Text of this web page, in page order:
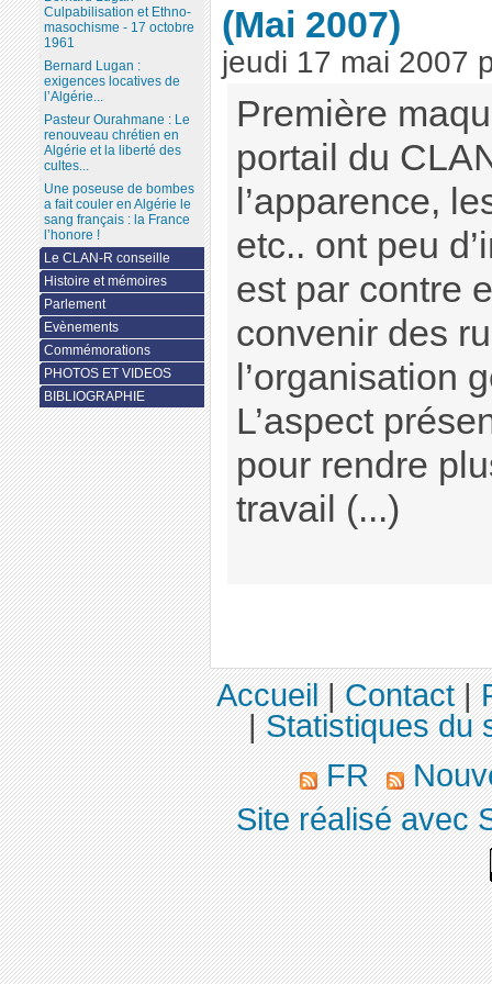
(Mai 2007)
jeudi 17 mai 2007
Première
portail du
l’apparence,
etc.. ont peu
est par contre
convenir des
l’organisation
L’aspect
pour rendre
travail (...)
Culpabilisation et Ethno-
masochisme - 17 octobre
1961
Bernard Lugan :
exigences locatives de
l’Algérie...
Pasteur Ourahmane : Le
renouveau chrétien en
Algérie et la liberté des
cultes...
Une poseuse de bombes
a fait couler en Algérie le
sang français : la France
l’honore !
Le CLAN-R conseille
Histoire et mémoires
Parlement
Evènements
Commémorations
PHOTOS ET VIDEOS
BIBLIOGRAPHIE
Accueil|Contact|
|Statistiques du
FR
Site réalisé avec